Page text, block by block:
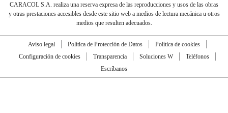
CARACOL S.A. realiza una reserva expresa de las reproducciones y usos de las obras
y otras prestaciones accesibles desde este sitio web a medios de lectura mecánica u otros
medios que resulten adecuados.
Aviso legal Política de Protección de Datos
Política de cookies
Configuración de cookies
Transparencia Soluciones W
Teléfonos
Escríbanos